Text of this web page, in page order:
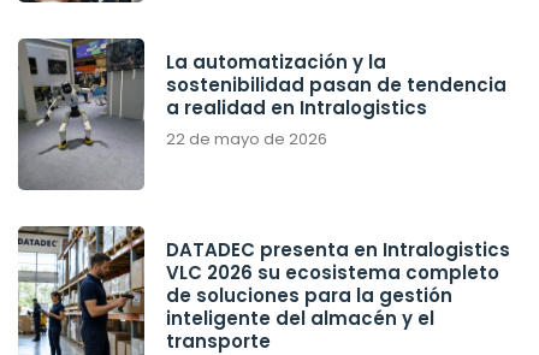
La automatización y la
sostenibilidad pasan de tendencia
a realidad en Intralogistics
22 de mayo de 2026
DATADEC presenta en Intralogistics
VLC 2026 su ecosistema completo
de soluciones para la gestión
inteligente del almacén y el
transporte